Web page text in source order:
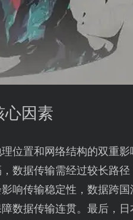
心因素
位置和网络结构的双重
数据传输需经过较长路
响传输稳定性，数据跨
数据传输连贯。最后，